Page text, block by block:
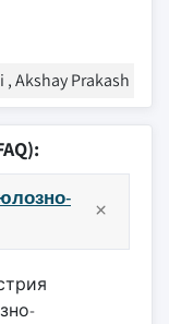
Akshay Prakash